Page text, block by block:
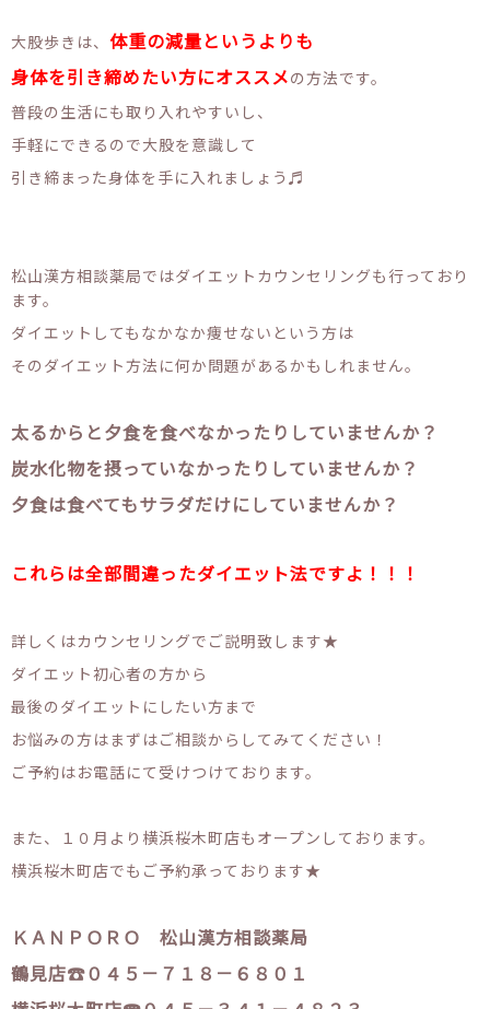
大股歩きは、 体重の減量というよりも
身体を引き締めたい方にオススメの方法です。
普段の生活にも取り入れやすいし、
手軽にできるので大股を意識して
引き締まった身体を手に入れましょう♬
松山漢方相談薬局ではダイエットカウンセリングも行っており
ます。
ダイエットしてもなかなか痩せないという方は
そのダイエット方法に何か問題があるかもしれません。
太るからと夕食を食べなかったりしていませんか？
炭水化物を摂っていなかったりしていませんか？
夕食は食べてもサラダだけにしていませんか？
これらは全部間違ったダイエット法ですよ！！！
詳しくはカウンセリングでご説明致します★
ダイエット初心者の方から
最後のダイエットにしたい方まで
お悩みの方はまずはご相談からしてみてください！
ご予約はお電話にて受けつけております。
また、１０月より横浜桜木町店もオープンしております。
横浜桜木町店でもご予約承っております★
ＫＡＮＰＯＲＯ 松山漢方相談薬局
鶴見店☎０４５－７１８－６８０１